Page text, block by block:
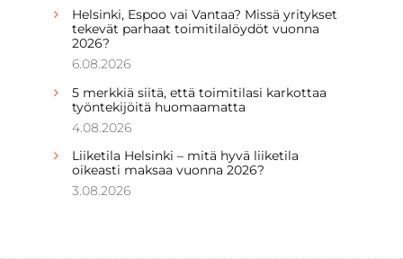
Helsinki, Espoo vai Vantaa? Missä yritykset
tekevät parhaat toimitilalöydöt vuonna
2026?
6.08.2026
5 merkkiä siitä, että toimitilasi karkottaa
työntekijöitä huomaamatta
4.08.2026
Liiketila Helsinki – mitä hyvä liiketila
oikeasti maksaa vuonna 2026?
3.08.2026